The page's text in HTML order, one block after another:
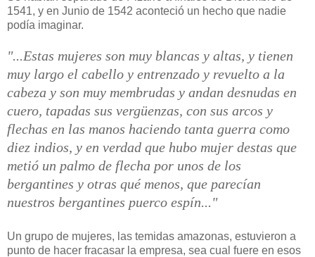
1541, y en Junio de 1542 aconteció un hecho que nadie
podía imaginar.
"...Estas mujeres son muy blancas y altas, y tienen
muy largo el cabello y entrenzado y revuelto a la
cabeza y son muy membrudas y andan desnudas en
cuero, tapadas sus vergüenzas, con sus arcos y
flechas en las manos haciendo tanta guerra como
diez indios, y en verdad que hubo mujer destas que
metió un palmo de flecha por unos de los
bergantines y otras qué menos, que parecían
nuestros bergantines puerco espín..."
Un grupo de mujeres, las temidas amazonas, estuvieron a
punto de hacer fracasar la empresa, sea cual fuere en esos